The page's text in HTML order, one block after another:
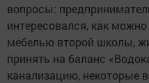
вопросы:
интересовался, как
мебелью второй школы,
принять на баланс
канализацию, некоторые